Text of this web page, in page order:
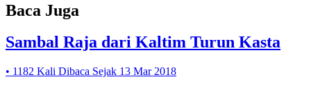
Baca Juga
Sambal Raja dari Kaltim Turun Kasta
• 1182 Kali Dibaca Sejak 13 Mar 2018